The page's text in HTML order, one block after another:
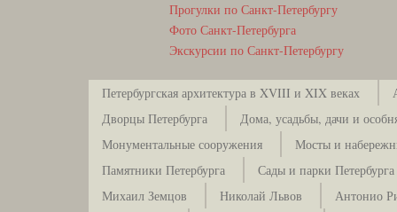
Прогулки по Санкт-Петербургу
Фото Санкт-Петербурга
Экскурсии по Санкт-Петербургу
Петербургская архитектура в XVIII и XIX веках
Дворцы Петербурга
Дома, усадьбы, дачи и
Монументальные сооружения
Мосты и
Памятники Петербурга
Сады и парки Петербурга
Михаил Земцов
Николай Львов
Антонио